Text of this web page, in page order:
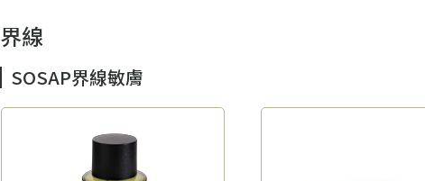
界線
SOSAP界線敏膚